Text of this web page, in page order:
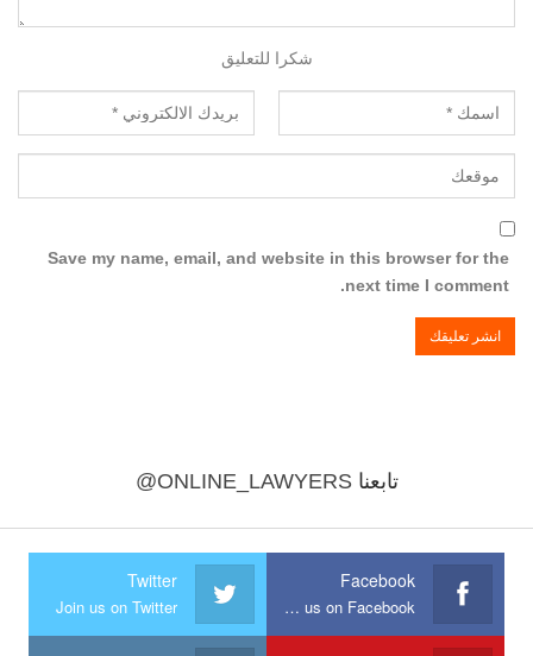
شكرا للتعليق
Save my name, email, and website in this browser for the
next time I comment.
تابعنا@ONLINE_LAWYERS
Facebook
Join us on Facebook
Twitter
Join us on Twitter